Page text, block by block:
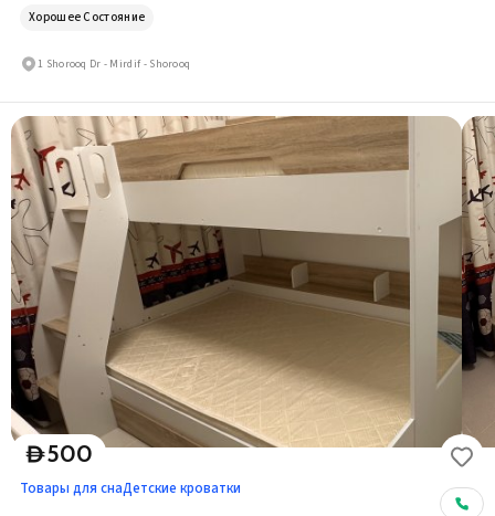
Хорошее Состояние
1 Shorooq Dr - Mirdif - Shorooq
D500
Товары для снаДетские кроватки